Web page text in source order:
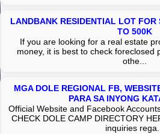
LANDBANK RESIDENTIAL LOT FOR
TO 500K
If you are looking for a real estate
money, it is best to check foreclosed
othe...
MGA DOLE REGIONAL FB,
PARA SA INYONG
Official Website and Facebook
CHECK DOLE CAMP DIRECTORY
inquiries